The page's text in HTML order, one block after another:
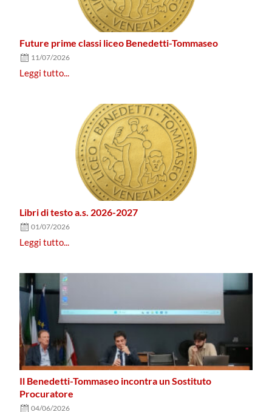
Future prime classi liceo Benedetti-Tommaseo
11/07/2026
Leggi tutto...
Libri di testo a.s. 2026-2027
01/07/2026
Leggi tutto...
Il Benedetti-Tommaseo incontra un Sostituto
Procuratore
04/06/2026